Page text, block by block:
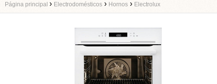
Página principal › Electrodomésticos › Hornos › Electrolux